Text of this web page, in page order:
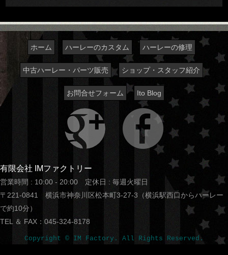
ホーム ハーレーのカスタム ハーレーの修理
中古ハーレー・パーツ販売 ショップ・スタッフ紹介
お問合せフォーム Ito Blog
有限会社 IMファクトリー
営業時間 : 10:00 - 20:00 定休日 : 毎週火曜日
〒221-0841 横浜市神奈川区松本町3-27-3（横浜駅西口からハーレー
で約10分）
TEL ＆ FAX：045-324-8178
Copyright © IM Factory. All Rights Reserved.